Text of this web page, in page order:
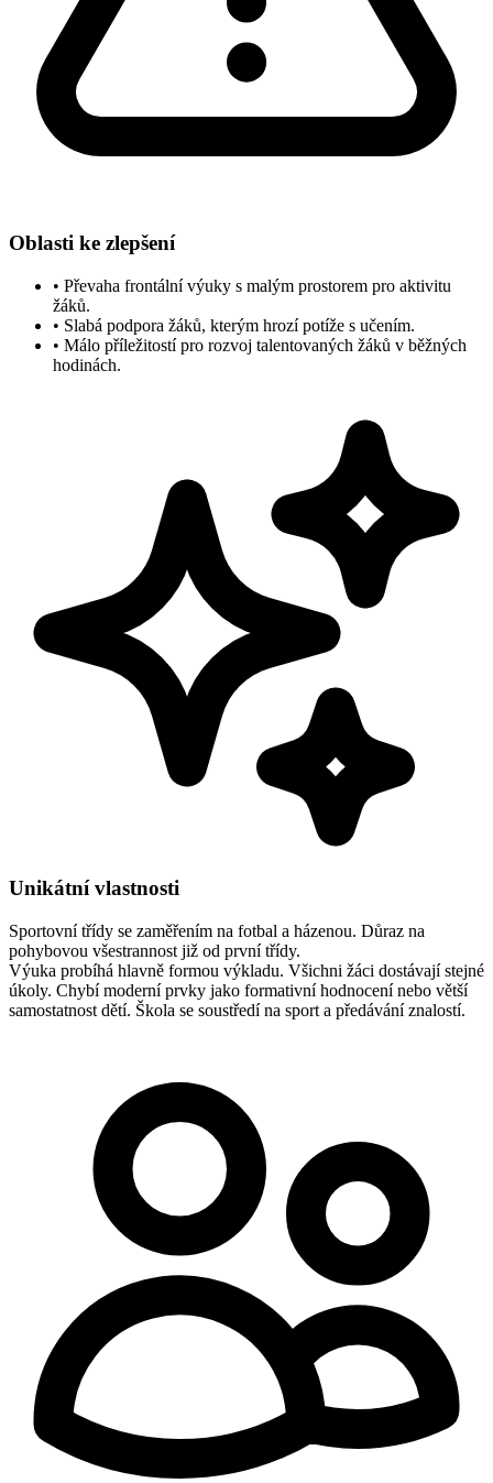
Oblasti ke zlepšení
• Převaha frontální výuky s malým prostorem pro aktivitu
žáků.
• Slabá podpora žáků, kterým hrozí potíže s učením.
• Málo příležitostí pro rozvoj talentovaných žáků v běžných
hodinách.
Unikátní vlastnosti
Sportovní třídy se zaměřením na fotbal a házenou. Důraz na
pohybovou všestrannost již od první třídy.
Výuka probíhá hlavně formou výkladu. Všichni žáci dostávají stejné
úkoly. Chybí moderní prvky jako formativní hodnocení nebo větší
samostatnost dětí. Škola se soustředí na sport a předávání znalostí.